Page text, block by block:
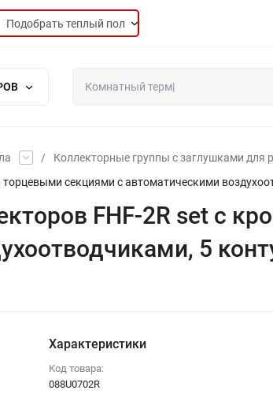
Подобрать теплый пол
/
Коллекторные группы с заглушками для
секциями с автоматическими
FHF-2R set с
5
Характеристики
Код товара:
088U0702R